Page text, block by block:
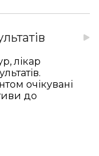
лікар
очікувані
до